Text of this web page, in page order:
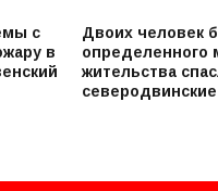
с
в
Двоих человек
определенного
жительства